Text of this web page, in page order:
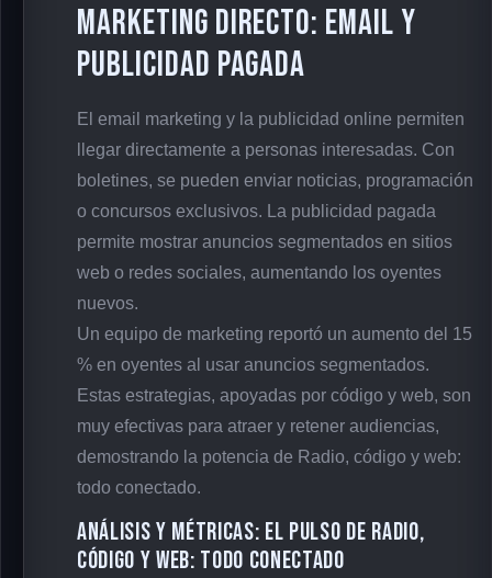
Marketing directo: email y
publicidad pagada
El email marketing y la publicidad online permiten
llegar directamente a personas interesadas. Con
boletines, se pueden enviar noticias, programación
o concursos exclusivos. La publicidad pagada
permite mostrar anuncios segmentados en sitios
web o redes sociales, aumentando los oyentes
nuevos.
Un equipo de marketing reportó un aumento del 15
% en oyentes al usar anuncios segmentados.
Estas estrategias, apoyadas por código y web, son
muy efectivas para atraer y retener audiencias,
demostrando la potencia de Radio, código y web:
todo conectado.
Análisis y métricas: el pulso de Radio,
código y web: todo conectado